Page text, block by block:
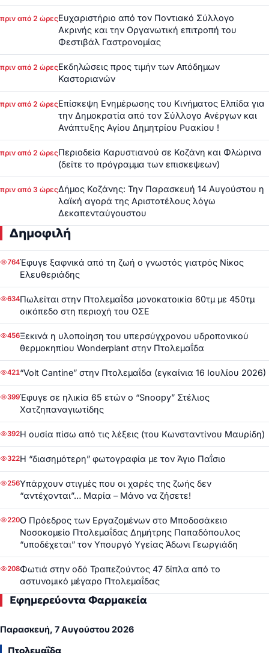
πριν από 2 ώρεςΕυχαριστήριο από τον Ποντιακό Σύλλογο
Ακρινής και την Οργανωτική επιτροπή του
Φεστιβάλ Γαστρονομίας
πριν από 2 ώρεςΕκδηλώσεις προς τιμήν των Απόδημων
Καστοριανών
πριν από 2 ώρεςΕπίσκεψη Ενημέρωσης του Κινήματος Ελπίδα για
την Δημοκρατία από τον Σύλλογο Ανέργων και
Ανάπτυξης Αγίου Δημητρίου Ρυακίου !
πριν από 2 ώρεςΠεριοδεία Καρυστιανού σε Κοζάνη και Φλώρινα
(δείτε το πρόγραμμα των επισκεψεων)
πριν από 3 ώρεςΔήμος Κοζάνης: Την Παρασκευή 14 Αυγούστου η
λαϊκή αγορά της Αριστοτέλους λόγω
Δεκαπενταύγουστου
Δημοφιλή
764Έφυγε ξαφνικά από τη ζωή ο γνωστός γιατρός Νίκος
Ελευθεριάδης
634Πωλείται στην Πτολεμαΐδα μονοκατοικία 60τμ με 450τμ
οικόπεδο στη περιοχή του ΟΣΕ
456Ξεκινά η υλοποίηση του υπερσύγχρονου υδροπονικού
θερμοκηπίου Wonderplant στην Πτολεμαΐδα
421“Volt Cantine” στην Πτολεμαΐδα (εγκαίνια 16 Ιουλίου 2026)
399Έφυγε σε ηλικία 65 ετών ο “Snoopy” Στέλιος
Χατζηπαναγιωτίδης
392Η ουσία πίσω από τις λέξεις (του Κωνσταντίνου Μαυρίδη)
322Η “διασημότερη” φωτογραφία με τον Άγιο Παΐσιο
256Υπάρχουν στιγμές που οι χαρές της ζωής δεν
“αντέχονται”… Μαρία – Μάνο να ζήσετε!
220Ο Πρόεδρος των Εργαζομένων στο Μποδοσάκειο
Νοσοκομείο Πτολεμαΐδας Δημήτρης Παπαδόπουλος
“υποδέχεται” τον Υπουργό Υγείας Άδωνι Γεωργιάδη
208Φωτιά στην οδό Τραπεζούντος 47 δίπλα από το
αστυνομικό μέγαρο Πτολεμαΐδας
Εφημερεύοντα Φαρμακεία
Παρασκευή, 7 Αυγούστου 2026
Πτολεμαΐδα